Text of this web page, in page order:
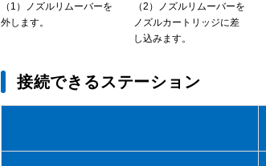
（1）ノズルリムーバーを
外します。
（2）ノズルリムーバーを
ノズルカートリッジに差
し込みます。
接続できるステーション